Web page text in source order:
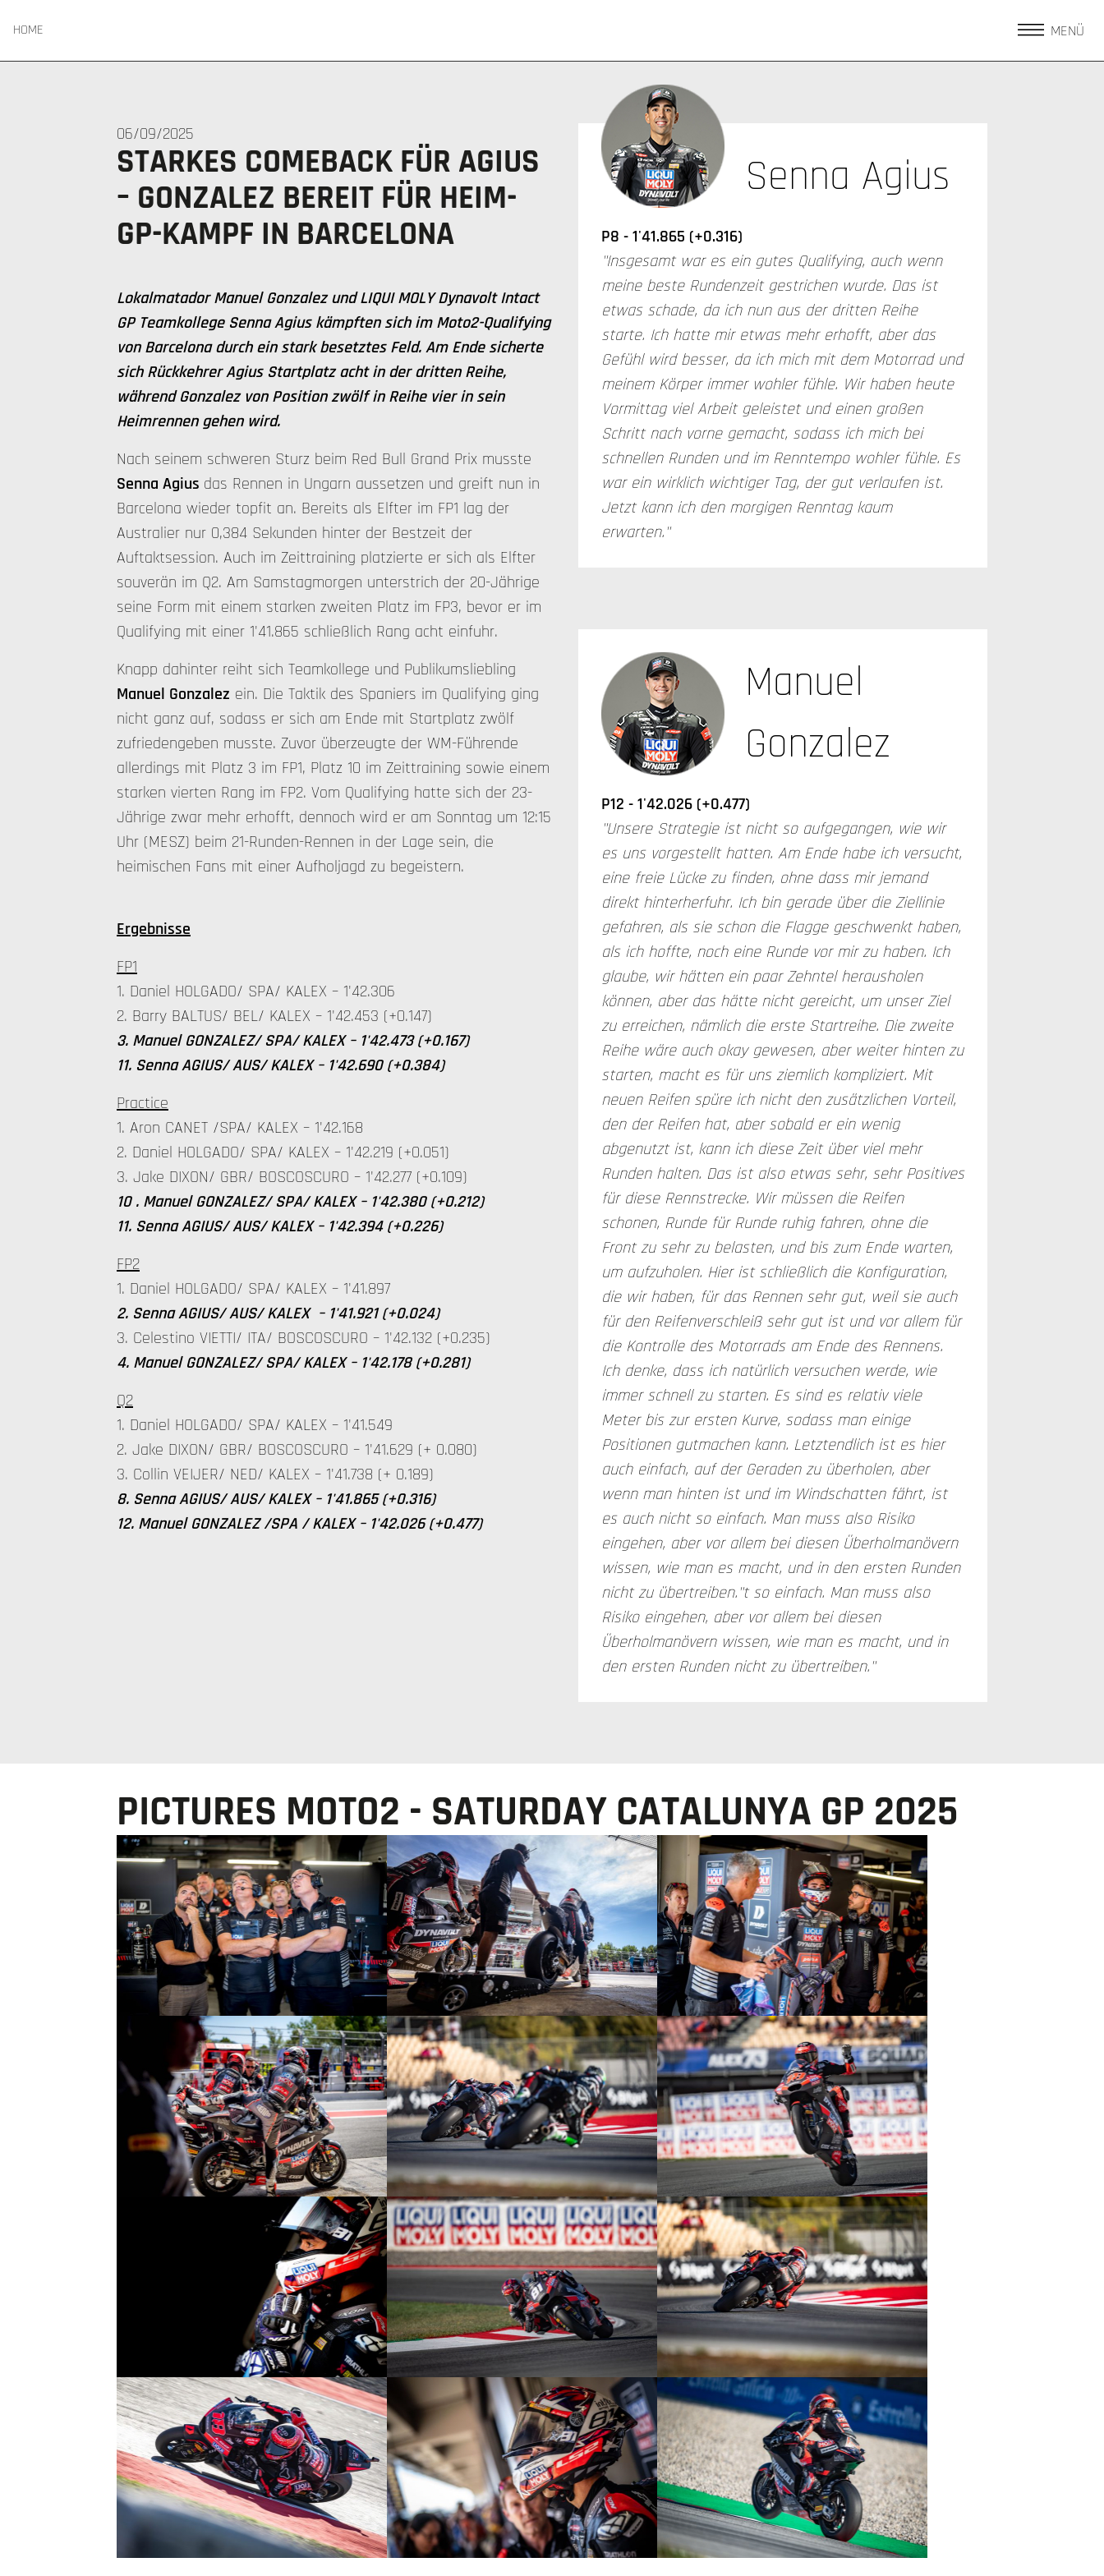
HOME MENÜ
06/09/2025
STARKES COMEBACK FÜR AGIUS
– GONZALEZ BEREIT FÜR HEIM-
GP-KAMPF IN BARCELONA
Lokalmatador Manuel Gonzalez und LIQUI MOLY Dynavolt Intact
GP Teamkollege Senna Agius kämpften sich im Moto2-Qualifying
von Barcelona durch ein stark besetztes Feld. Am Ende sicherte
sich Rückkehrer Agius Startplatz acht in der dritten Reihe,
während Gonzalez von Position zwölf in Reihe vier in sein
Heimrennen gehen wird.
Nach seinem schweren Sturz beim Red Bull Grand Prix musste
Senna Agius das Rennen in Ungarn aussetzen und greift nun in
Barcelona wieder topfit an. Bereits als Elfter im FP1 lag der
Australier nur 0,384 Sekunden hinter der Bestzeit der
Auftaktsession. Auch im Zeittraining platzierte er sich als Elfter
souverän im Q2. Am Samstagmorgen unterstrich der 20-Jährige
seine Form mit einem starken zweiten Platz im FP3, bevor er im
Qualifying mit einer 1'41.865 schließlich Rang acht einfuhr.
Knapp dahinter reiht sich Teamkollege und Publikumsliebling
Manuel Gonzalez ein. Die Taktik des Spaniers im Qualifying ging
nicht ganz auf, sodass er sich am Ende mit Startplatz zwölf
zufriedengeben musste. Zuvor überzeugte der WM-Führende
allerdings mit Platz 3 im FP1, Platz 10 im Zeittraining sowie einem
starken vierten Rang im FP2. Vom Qualifying hatte sich der 23-
Jährige zwar mehr erhofft, dennoch wird er am Sonntag um 12:15
Uhr (MESZ) beim 21-Runden-Rennen in der Lage sein, die
heimischen Fans mit einer Aufholjagd zu begeistern.
Ergebnisse
FP1
1. Daniel HOLGADO/ SPA/ KALEX – 1'42.306
2. Barry BALTUS/ BEL/ KALEX – 1'42.453 (+0.147)
3. Manuel GONZALEZ/ SPA/ KALEX – 1'42.473 (+0.167)
11. Senna AGIUS/ AUS/ KALEX – 1'42.690 (+0.384)
Practice
1. Aron CANET /SPA/ KALEX – 1'42.168
2. Daniel HOLGADO/ SPA/ KALEX – 1'42.219 (+0.051)
3. Jake DIXON/ GBR/ BOSCOSCURO – 1'42.277 (+0.109)
10 . Manuel GONZALEZ/ SPA/ KALEX – 1'42.380 (+0.212)
11. Senna AGIUS/ AUS/ KALEX – 1'42.394 (+0.226)
FP2
1. Daniel HOLGADO/ SPA/ KALEX – 1'41.897
2. Senna AGIUS/ AUS/ KALEX – 1'41.921 (+0.024)
3. Celestino VIETTI/ ITA/ BOSCOSCURO – 1'42.132 (+0.235)
4. Manuel GONZALEZ/ SPA/ KALEX – 1'42.178 (+0.281)
Q2
1. Daniel HOLGADO/ SPA/ KALEX – 1'41.549
2. Jake DIXON/ GBR/ BOSCOSCURO – 1'41.629 (+ 0.080)
3. Collin VEIJER/ NED/ KALEX – 1'41.738 (+ 0.189)
8. Senna AGIUS/ AUS/ KALEX – 1'41.865 (+0.316)
12. Manuel GONZALEZ /SPA / KALEX – 1'42.026 (+0.477)
Senna Agius
P8 - 1'41.865 (+0.316)
"Insgesamt war es ein gutes Qualifying, auch wenn
meine beste Rundenzeit gestrichen wurde. Das ist
etwas schade, da ich nun aus der dritten Reihe
starte. Ich hatte mir etwas mehr erhofft, aber das
Gefühl wird besser, da ich mich mit dem Motorrad und
meinem Körper immer wohler fühle. Wir haben heute
Vormittag viel Arbeit geleistet und einen großen
Schritt nach vorne gemacht, sodass ich mich bei
schnellen Runden und im Renntempo wohler fühle. Es
war ein wirklich wichtiger Tag, der gut verlaufen ist.
Jetzt kann ich den morgigen Renntag kaum
erwarten."
Manuel
Gonzalez
P12 - 1'42.026 (+0.477)
"Unsere Strategie ist nicht so aufgegangen, wie wir
es uns vorgestellt hatten. Am Ende habe ich versucht,
eine freie Lücke zu finden, ohne dass mir jemand
direkt hinterherfuhr. Ich bin gerade über die Ziellinie
gefahren, als sie schon die Flagge geschwenkt haben,
als ich hoffte, noch eine Runde vor mir zu haben. Ich
glaube, wir hätten ein paar Zehntel herausholen
können, aber das hätte nicht gereicht, um unser Ziel
zu erreichen, nämlich die erste Startreihe. Die zweite
Reihe wäre auch okay gewesen, aber weiter hinten zu
starten, macht es für uns ziemlich kompliziert. Mit
neuen Reifen spüre ich nicht den zusätzlichen Vorteil,
den der Reifen hat, aber sobald er ein wenig
abgenutzt ist, kann ich diese Zeit über viel mehr
Runden halten. Das ist also etwas sehr, sehr Positives
für diese Rennstrecke. Wir müssen die Reifen
schonen, Runde für Runde ruhig fahren, ohne die
Front zu sehr zu belasten, und bis zum Ende warten,
um aufzuholen. Hier ist schließlich die Konfiguration,
die wir haben, für das Rennen sehr gut, weil sie auch
für den Reifenverschleiß sehr gut ist und vor allem für
die Kontrolle des Motorrads am Ende des Rennens.
Ich denke, dass ich natürlich versuchen werde, wie
immer schnell zu starten. Es sind es relativ viele
Meter bis zur ersten Kurve, sodass man einige
Positionen gutmachen kann. Letztendlich ist es hier
auch einfach, auf der Geraden zu überholen, aber
wenn man hinten ist und im Windschatten fährt, ist
es auch nicht so einfach. Man muss also Risiko
eingehen, aber vor allem bei diesen Überholmanövern
wissen, wie man es macht, und in den ersten Runden
nicht zu übertreiben."t so einfach. Man muss also
Risiko eingehen, aber vor allem bei diesen
Überholmanövern wissen, wie man es macht, und in
den ersten Runden nicht zu übertreiben."
PICTURES MOTO2 - SATURDAY CATALUNYA GP 2025
© R.Lekl © R.Lekl © R.Lekl
© R.Lekl © R.Lekl
© R.Lekl © R.Lekl © R.Lekl